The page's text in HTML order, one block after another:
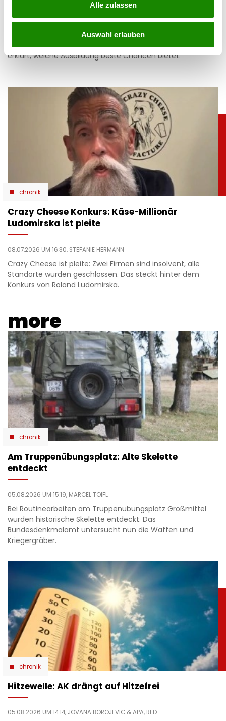
Alle zulassen
Auswahl erlauben
04.08.2026 UM 13:48,YUNUS EMRE KURT
Die Arbeitslosigkeit bleibt hoch, doch in einigen Berufen
fehlen weiterhin Fachkräfte. AMS-Chef Johannes Kopf
erklärt, welche Ausbildung beste Chancen bietet.
chronik
Crazy Cheese Konkurs: Käse-Millionär
Ludomirska ist pleite
08.07.2026 UM 16:30, STEFANIE HERMANN
Crazy Cheese ist pleite: Zwei Firmen sind insolvent, alle
Standorte wurden geschlossen. Das steckt hinter dem
Konkurs von Roland Ludomirska.
more
chronik
Am Truppenübungsplatz: Alte Skelette
entdeckt
05.08.2026 UM 15:19, MARCEL TOIFL
Bei Routinearbeiten am Truppenübungsplatz Großmittel
wurden historische Skelette entdeckt. Das
Bundesdenkmalamt untersucht nun die Waffen und
Kriegergräber.
chronik
Hitzewelle: AK drängt auf Hitzefrei
05.08.2026 UM 14:14, JOVANA BOROJEVIC & APA, RED